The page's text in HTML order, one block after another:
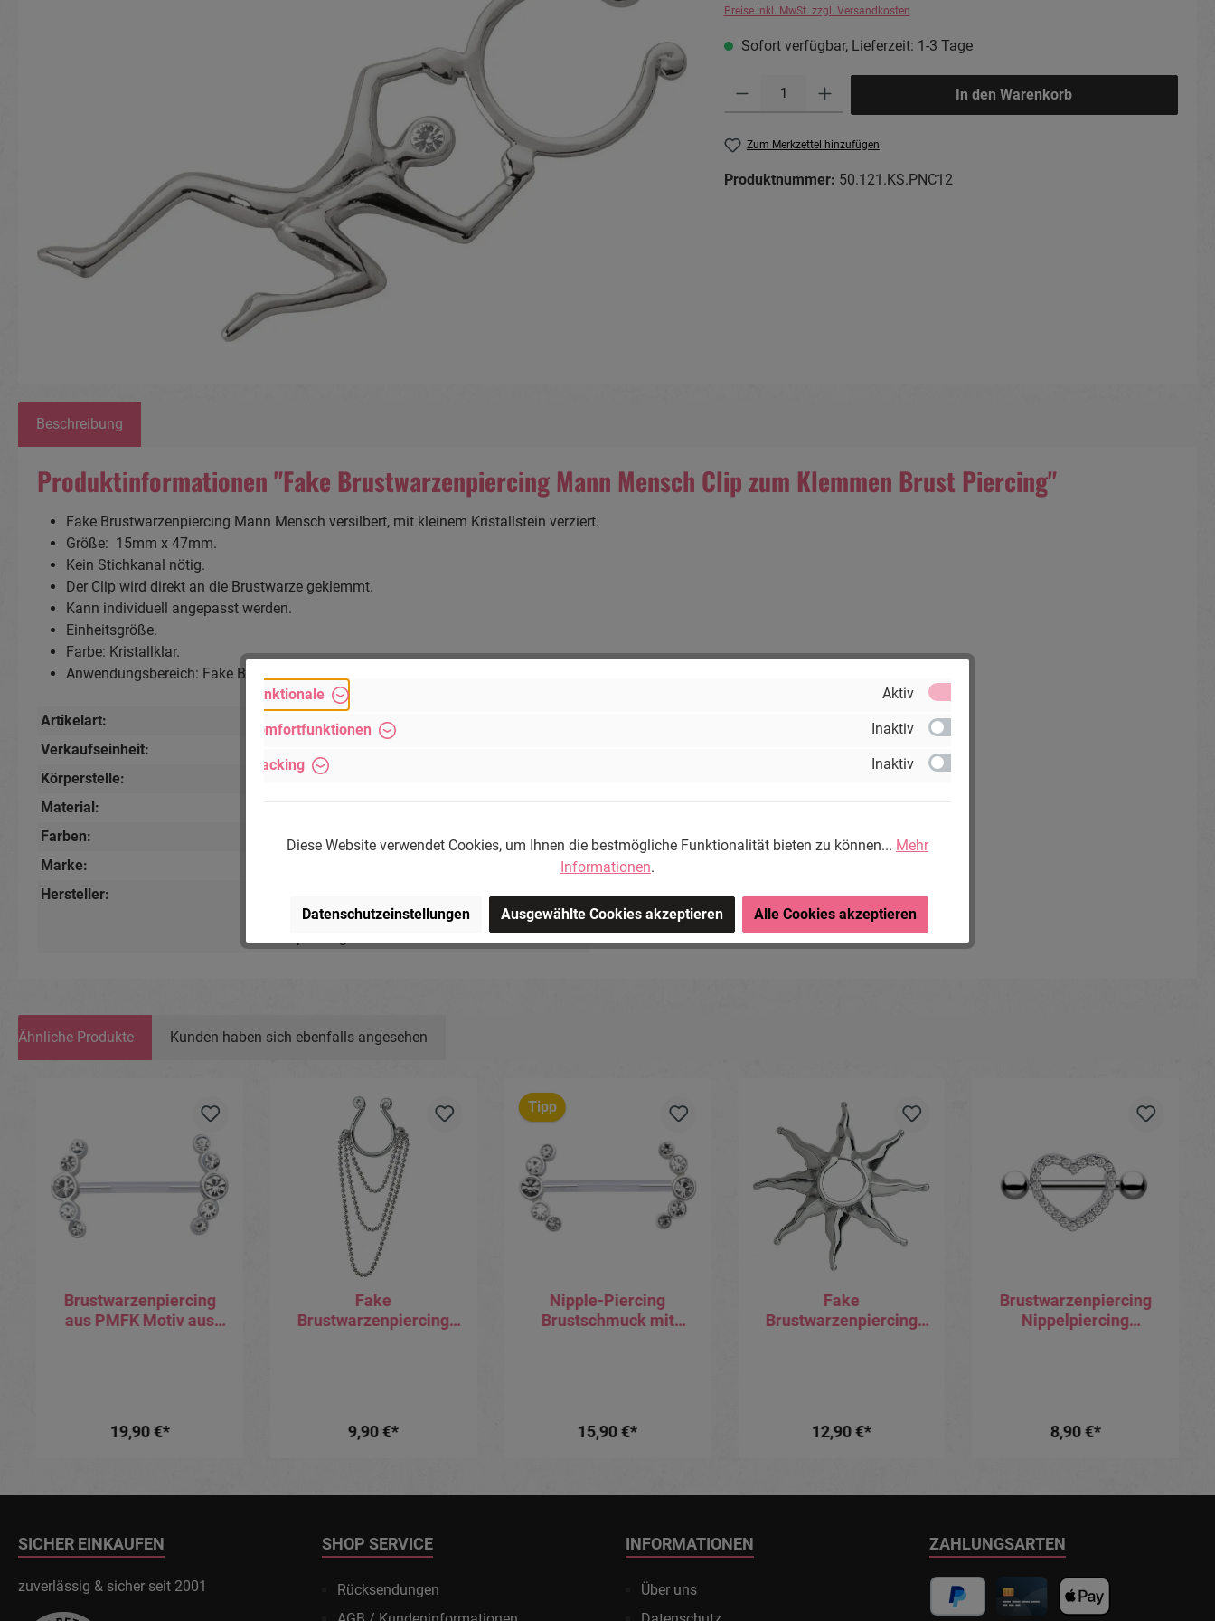
Preise inkl. MwSt. zzgl. Versandkosten
Sofort verfügbar, Lieferzeit: 1-3 Tage
In den Warenkorb
Zum Merkzettel hinzufügen
Produktnummer: 50.121.KS.PNC12
Beschreibung
Produktinformationen "Fake Brustwarzenpiercing Mann Mensch Clip zum Klemmen Brust Piercing"
Fake Brustwarzenpiercing Mann Mensch versilbert, mit kleinem Kristallstein verziert.
Größe: 15mm x 47mm.
Kein Stichkanal nötig.
Der Clip wird direkt an die Brustwarze geklemmt.
Kann individuell angepasst werden.
Einheitsgröße.
Farbe: Kristallklar.
Anwendungsbereich: Fake Brust Piercing.
Artikelart: Brustpiercing
, Fake-Piercing
Verkaufseinheit:
Körperstelle:
Brustwarze
Material:
Farben:
Kristallklar , Silberfarbig
Marke:
Hersteller:
Michael Jakob, Piercing-Store.com, Wehrhainer
Lindenstr. 28, 04936 Schlieben, Deutschland.
Ähnliche Produkte Kunden haben sich ebenfalls angesehen
Brustwarzenpiercing
aus PMFK Motiv aus
19,90 €*
Fake
Brustwarzenpiercing
9,90 €*
Tipp
Nipple-Piercing
Brustschmuck mit
15,90 €*
Fake
Brustwarzenpiercing
12,90 €*
Brustwarzenpiercing
Nippelpiercing
8,90 €*
SICHER EINKAUFEN
zuverlässig & sicher seit 2001
SHOP SERVICE
Rücksendungen
INFORMATIONEN
Über uns
ZAHLUNGSARTEN
Funktionale Aktiv
Komfortfunktionen Inaktiv
Tracking Inaktiv
Diese Website verwendet Cookies, um Ihnen die bestmögliche Funktionalität bieten zu können... Mehr
Informationen.
Datenschutzeinstellungen Ausgewählte Cookies akzeptieren Alle Cookies akzeptieren